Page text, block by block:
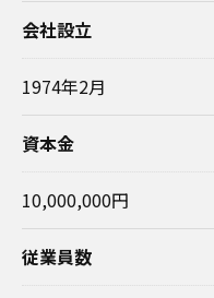
会社設立
1974年2月
資本金
10,000,000円
従業員数